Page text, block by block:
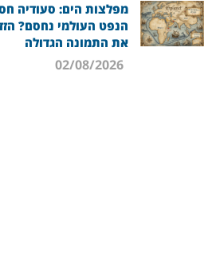
מפלצות הים: סעודיה
הנפט העולמי נחסם?
את התמונה הגדולה